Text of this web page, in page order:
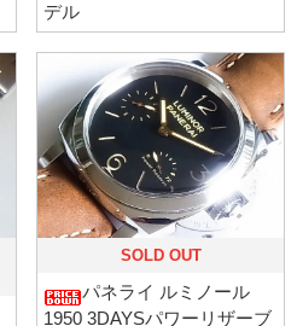
デル
SOLD OUT
パネライ ルミノール
1950 3DAYSパワーリザーブ